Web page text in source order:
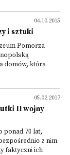
04.10.2015
i sztuki
Pomorza
domów, która
05.02.2017
II wojny
ponad 70 lat,
z nim
faktyczni ich